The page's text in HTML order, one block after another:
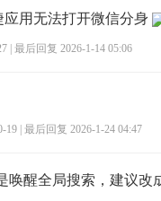
应用无法打开微信分身
最后回复 2026-1-14 05:06
19 最后回复 2026-1-24 04:47